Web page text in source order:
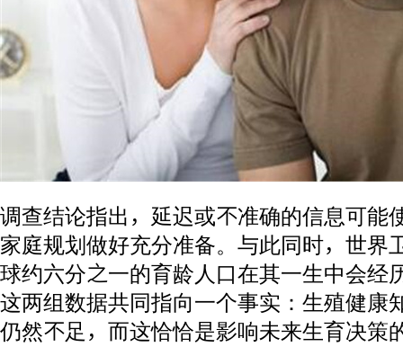
调查结论指出，延迟或不准确的信息可能
家庭规划做好充分准备。与此同时，世界
球约六分之一的育龄人口在其一生中会经
这两组数据共同指向一个事实：生殖健康
仍然不足，而这恰恰是影响未来生育决策